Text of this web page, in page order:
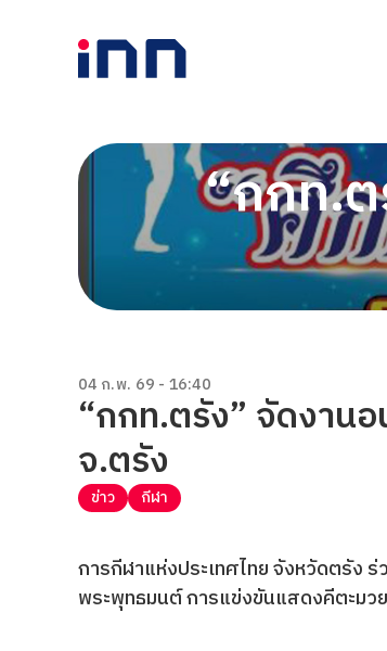
“กกท.
04 ก.พ. 69 - 16:40
“กกท.ตรัง” จัดงาน
จ.ตรัง
ข่าว กีฬา
การกีฬาแห่งประเทศไทย จังหวัดตรัง
พระพุทธมนต์ การแข่งขันแสดงคีตะมว